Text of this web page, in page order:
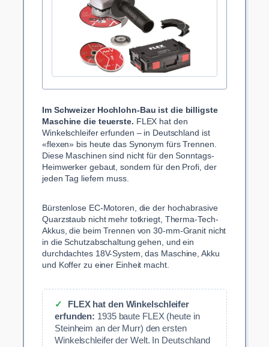
Im Schweizer Hochlohn-Bau ist die billigste
Maschine die teuerste. FLEX hat den
Winkelschleifer erfunden – in Deutschland ist
«flexen» bis heute das Synonym fürs Trennen.
Diese Maschinen sind nicht für den Sonntags-
Heimwerker gebaut, sondern für den Profi, der
jeden Tag liefern muss.
Bürstenlose EC-Motoren, die der hochabrasive
Quarzstaub nicht mehr totkriegt, Therma-Tech-
Akkus, die beim Trennen von 30-mm-Granit nicht
in die Schutzabschaltung gehen, und ein
durchdachtes 18V-System, das Maschine, Akku
und Koffer zu einer Einheit macht.
✓
FLEX hat den Winkelschleifer
erfunden: 1935 baute FLEX (heute in
Steinheim an der Murr) den ersten
Winkelschleifer der Welt. In Deutschland